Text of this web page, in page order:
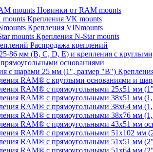
Новинки от RAM mounts
Крепления VK mounts
Крепления VINmounts
Крепления N-Star mounts
Распродажа креплений
основаниями
RAM® с круглыми основаниями и
RAM® с прямоугольными 25х51 мм
RAM® с прямоугольными 38х51 мм
RAM® с прямоугольными 38х64 мм
RAM® с прямоугольными 38х76 мм
RAM® с прямоугольными 43x51 мм
RAM® с прямоугольными 51х102 мм
RAM® с прямоугольными 51х51 мм
RAM® с прямоугольными 51х64 мм